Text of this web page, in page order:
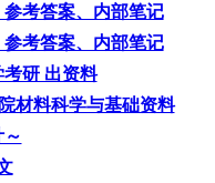
考答案、内部笔记
考答案、内部笔记
研 出资料
材料科学与基础资料